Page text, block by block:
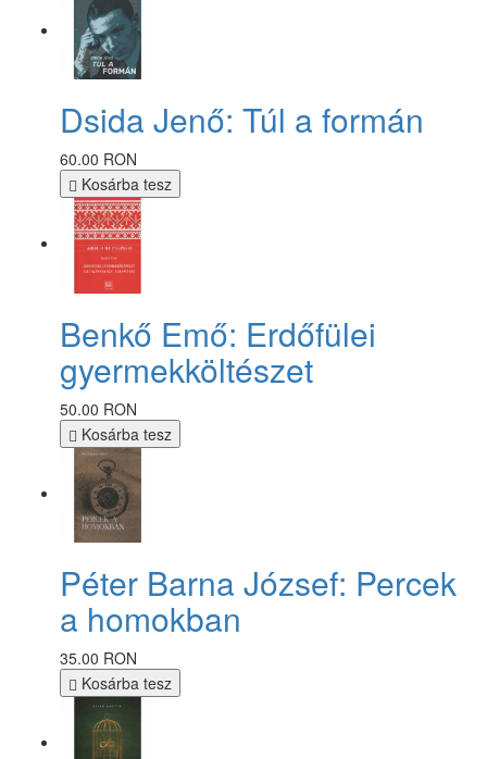
Dsida Jenő: Túl a formán
60.00 RON
Kosárba tesz
Benkő Emő: Erdőfülei
gyermekköltészet
50.00 RON
Kosárba tesz
Péter Barna József: Percek
a homokban
35.00 RON
Kosárba tesz